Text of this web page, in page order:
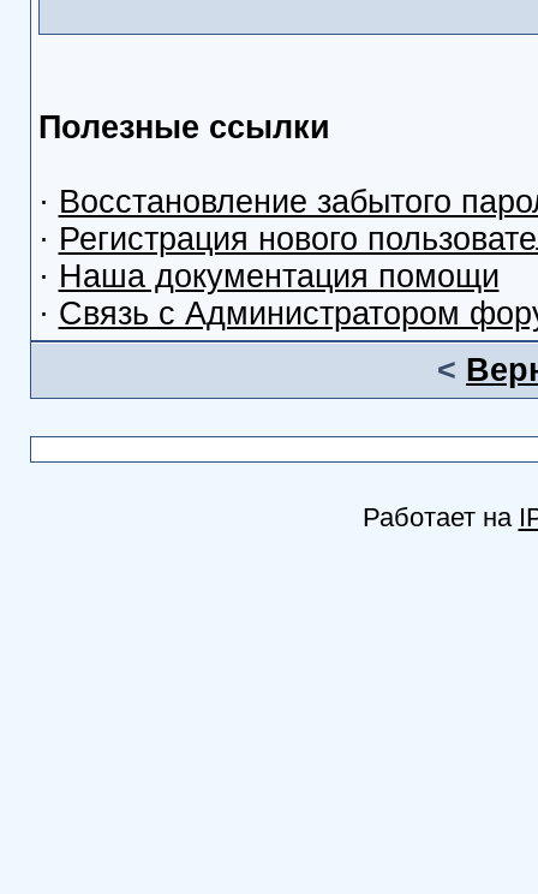
Полезные ссылки
· Восстановление забытого
· Регистрация нового
· Наша документация помощи
· Связь с Администратором
<
Работает на